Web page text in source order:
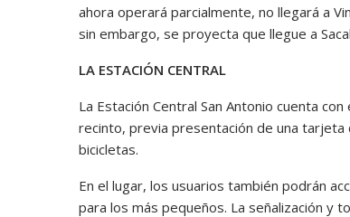
ahora operará parcialmente, no llegará a
sin embargo, se proyecta que llegue a
LA ESTACIÓN CENTRAL
La Estación Central San Antonio cuenta
recinto, previa presentación de una
bicicletas.
En el lugar, los usuarios también podrán
para los más pequeños. La señalización y